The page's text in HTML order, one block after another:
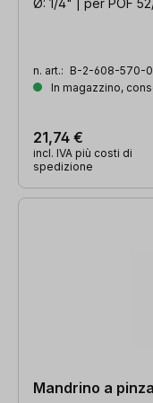
Ø: 1/4" | per POF
n. art.: B-2-608-570-
In magazzino,
21,74 €
incl. IVA più costi di
spedizione
Mandrino a